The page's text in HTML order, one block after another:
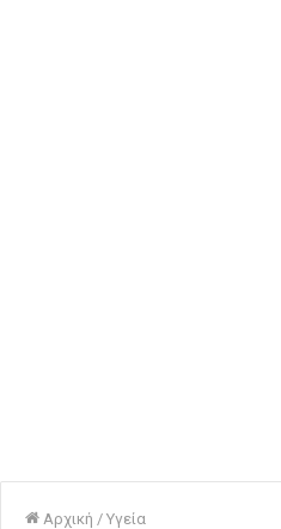
Αρχική / Υγεία